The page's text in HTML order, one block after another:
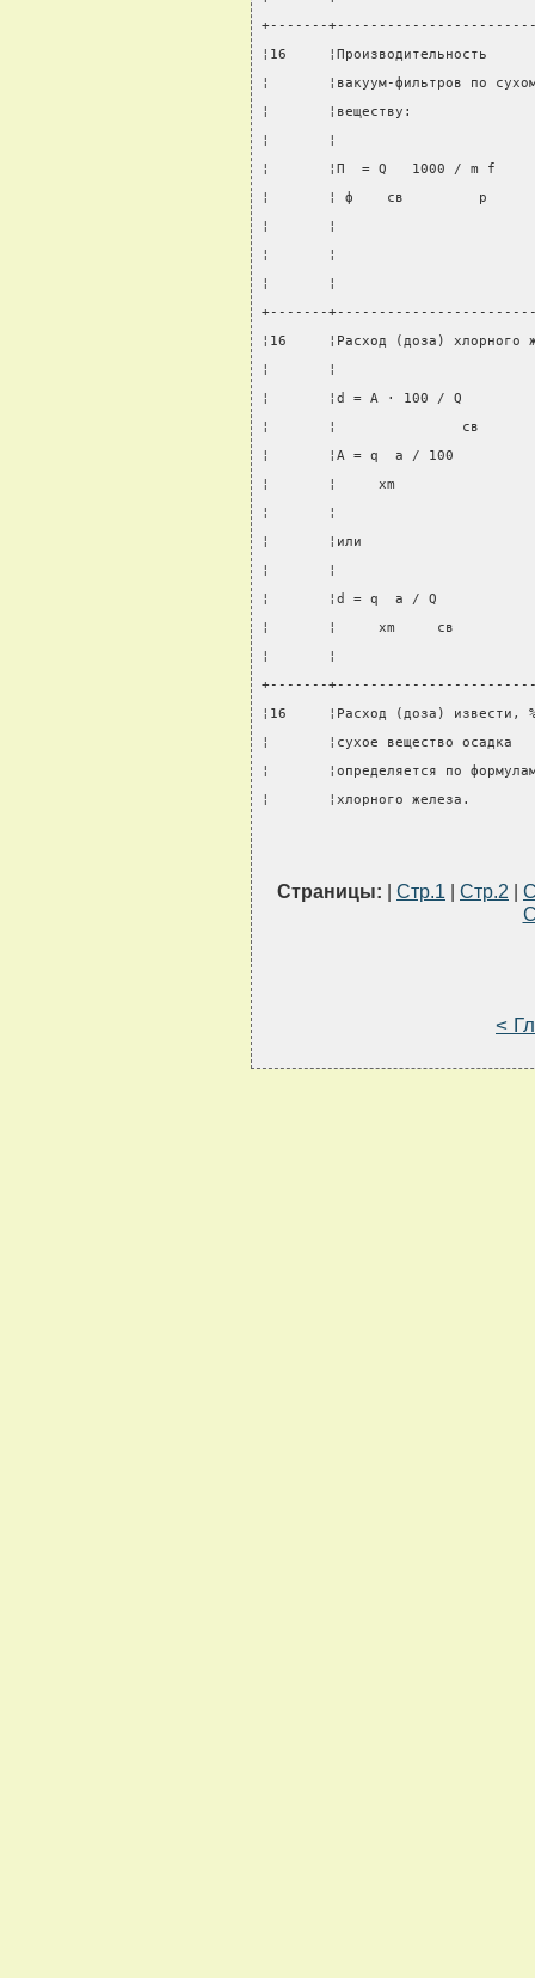
+-------
¦16
¦       ¦вакуум-фильтров
¦       ¦веществу:
¦       ¦
¦       ¦П  = Q   1000 / m f
¦       ¦ ф    св         p
¦       ¦
¦       ¦
¦       ¦
+-------
¦16     ¦Расход (доза)
¦       ¦
¦       ¦d = A · 100 / Q
¦       ¦               св
¦       ¦A = q  a / 100
¦       ¦     xm
¦       ¦
¦       ¦или
¦       ¦
¦       ¦d = q  a / Q
¦       ¦     xm     св
¦       ¦
+-------
¦16     ¦Расход (доза)
¦       ¦сухое вещество
¦       ¦определяется по
¦       ¦хлорного
Страницы: | Стр.1 | Стр.2 |
<